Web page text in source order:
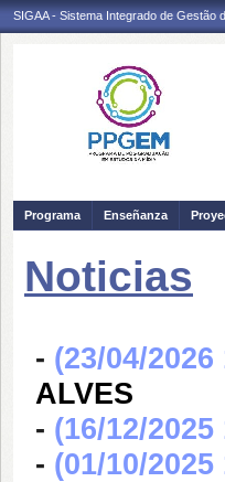
SIGAA - Sistema Integrado de Gestão
Programa Enseñanza
Noticias
- (23/04/2026
ALVES
- (16/12/2025
- (01/10/2025